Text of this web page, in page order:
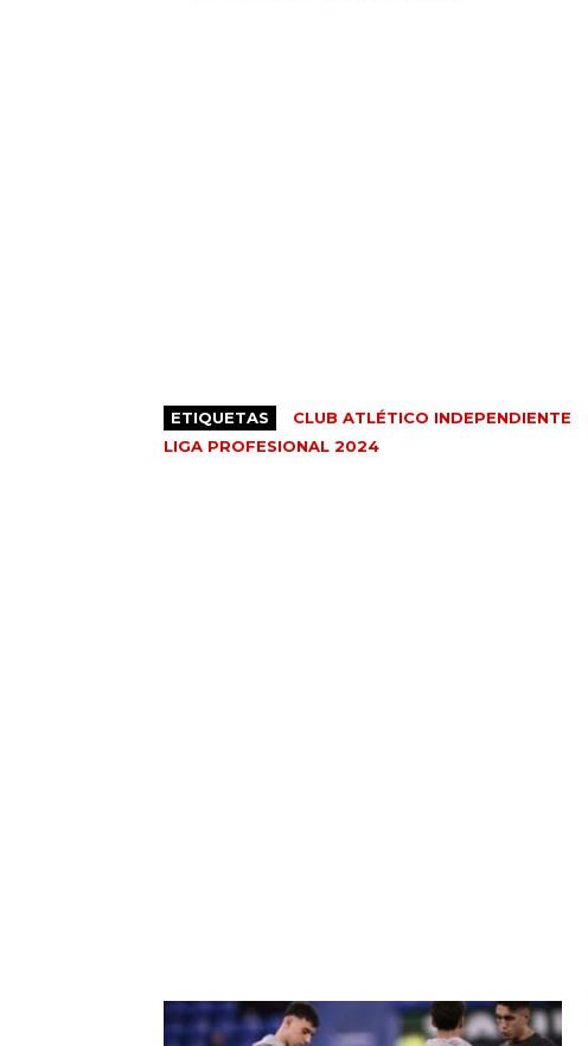
ETIQUETAS CLUB ATLÉTICO INDEPENDIENTE
LIGA PROFESIONAL 2024